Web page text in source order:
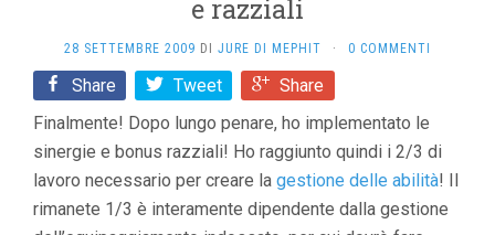
e razziali
28 SETTEMBRE 2009 DI JURE DI MEPHIT · 0 COMMENTI
Share Tweet
Share
Finalmente! Dopo lungo penare, ho implementato le
sinergie e bonus razziali! Ho raggiunto quindi i 2/3 di
lavoro necessario per creare la gestione delle abilità! Il
rimanete 1/3 è interamente dipendente dalla gestione